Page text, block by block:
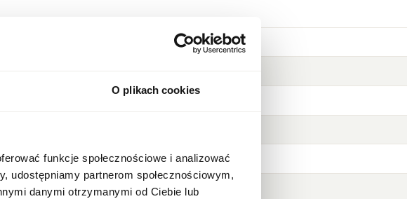
O plikach cookies
funkcje społecznościowe i analizować
udostępniamy partnerom społecznościowym,
danymi otrzymanymi od Ciebie lub